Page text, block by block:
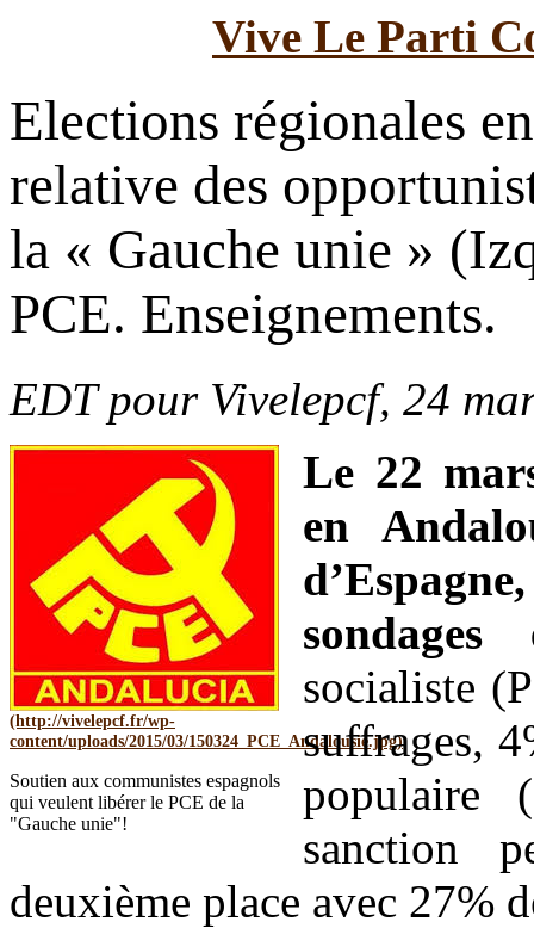
Vive Le Parti
Elections régionales
relative des
la « Gauche unie »
PCE. Enseignements.
EDT pour Vivelepcf, 24
Soutien aux communistes espagnols
qui veulent libérer le PCE de la
"Gauche unie"!
Le 22
en
socialiste
suffrages,
populaire
sanction
deuxième place avec 27%